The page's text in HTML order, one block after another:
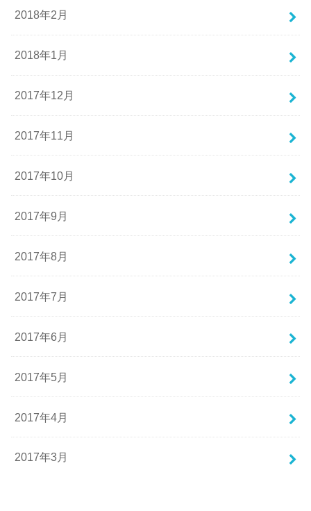
2018年2月
2018年1月
2017年12月
2017年11月
2017年10月
2017年9月
2017年8月
2017年7月
2017年6月
2017年5月
2017年4月
2017年3月